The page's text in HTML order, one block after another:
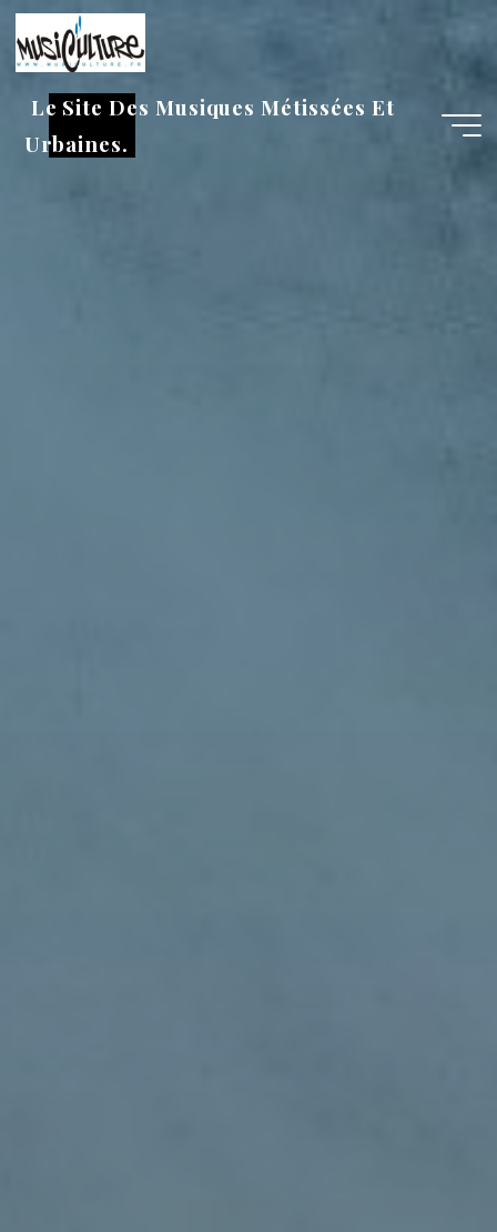
Aller
au
contenu
Le Site Des Musiques Métissées Et
Urbaines.